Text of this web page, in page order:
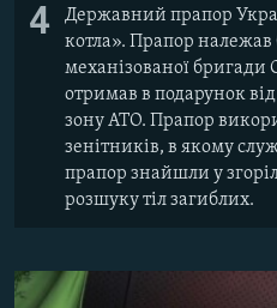
4
Державний прапор
котла». Прапор належав
механізованої бригади
отримав в подарунок
зону АТО. Прапор
зенітників, в якому
прапор знайшли у
розшуку тіл загиблих.